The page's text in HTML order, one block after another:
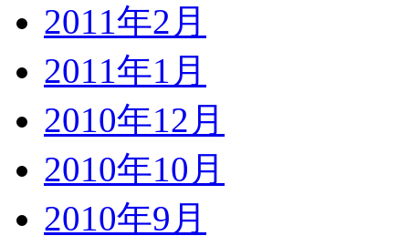
2011年2月
2011年1月
2010年12月
2010年10月
2010年9月